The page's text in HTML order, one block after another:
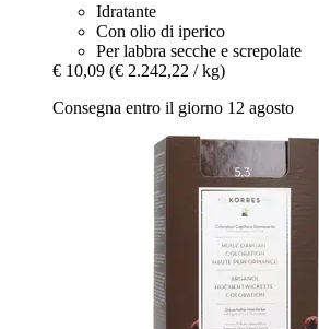
Idratante
Con olio di iperico
Per labbra secche e screpolate
€ 10,09 (€ 2.242,22 / kg)
Consegna entro il giorno 12 agosto